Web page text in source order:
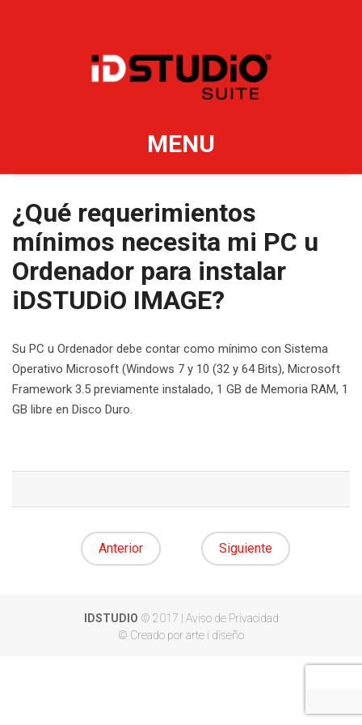
MENU
¿Qué requerimientos
mínimos necesita mi PC u
Ordenador para instalar
iDSTUDiO IMAGE?
Su PC u Ordenador debe contar como mínimo con Sistema
Operativo Microsoft (Windows 7 y 10 (32 y 64 Bits), Microsoft
Framework 3.5 previamente instalado, 1 GB de Memoria RAM, 1
GB libre en Disco Duro.
Anterior Siguiente
IDSTUDIO © 2017 | Aviso de Privacidad
© Creado por arte i diseño